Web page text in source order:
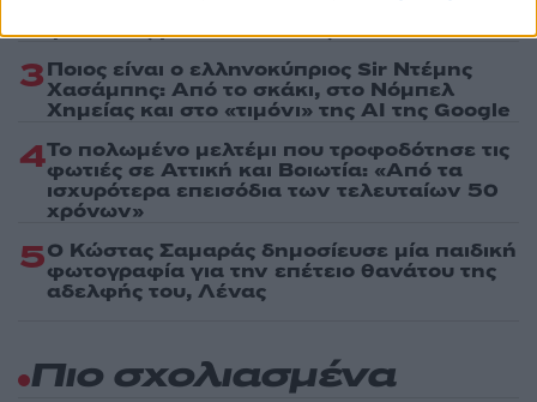
φωνή της μεταπολίτευσης
3Ποιος είναι ο ελληνοκύπριος Sir Ντέμης
Χασάμπης: Από το σκάκι, στο Νόμπελ
Χημείας και στο «τιμόνι» της AI της Google
4Το πολωμένο μελτέμι που τροφοδότησε τις
φωτιές σε Αττική και Βοιωτία: «Από τα
ισχυρότερα επεισόδια των τελευταίων 50
χρόνων»
5Ο Κώστας Σαμαράς δημοσίευσε μία παιδική
φωτογραφία για την επέτειο θανάτου της
αδελφής του, Λένας
Πιο σχολιασμένα